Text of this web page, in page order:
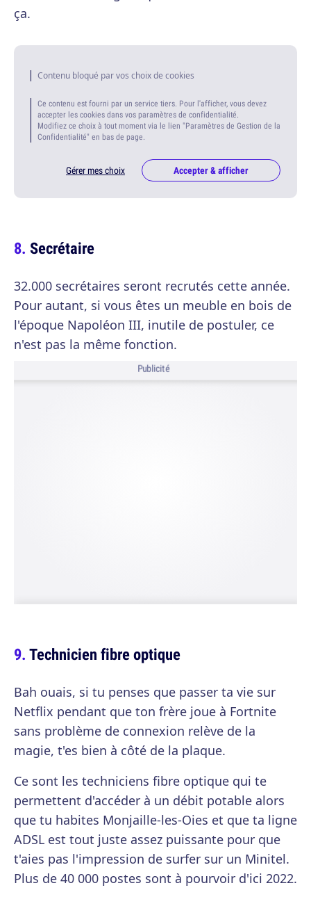
ça.
Contenu bloqué par vos choix de cookies
Ce contenu est fourni par un service tiers. Pour l'afficher, vous devez
accepter les cookies dans vos paramètres de confidentialité.
Modifiez ce choix à tout moment via le lien "Paramètres de Gestion de la
Confidentialité" en bas de page.
Gérer mes choix Accepter & afficher
Secrétaire
32.000 secrétaires seront recrutés cette année.
Pour autant, si vous êtes un meuble en bois de
l'époque Napoléon III, inutile de postuler, ce
n'est pas la même fonction.
Publicité
Technicien fibre optique
Bah ouais, si tu penses que passer ta vie sur
Netflix pendant que ton frère joue à Fortnite
sans problème de connexion relève de la
magie, t'es bien à côté de la plaque.
Ce sont les techniciens fibre optique qui te
permettent d'accéder à un débit potable alors
que tu habites Monjaille-les-Oies et que ta ligne
ADSL est tout juste assez puissante pour que
t'aies pas l'impression de surfer sur un Minitel.
Plus de 40 000 postes sont à pourvoir d'ici 2022.